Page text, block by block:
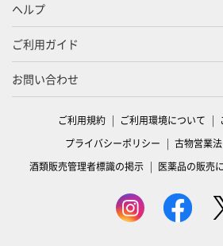
ヘルプ
ご利用ガイド
お問い合わせ
ご利用規約 ご利用環境について
プライバシーポリシー
古物営業
酒類販売管理者標識の掲示
医薬品の販売